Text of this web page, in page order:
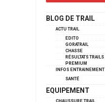
BLOG DE TRAIL
ACTU TRAIL
EDITO
GORATRAIL
CHASSE
RÉSULTATS TRAILS
PREMIUM
INFOS ENTRAINEMENT
SANTÉ
EQUIPEMENT